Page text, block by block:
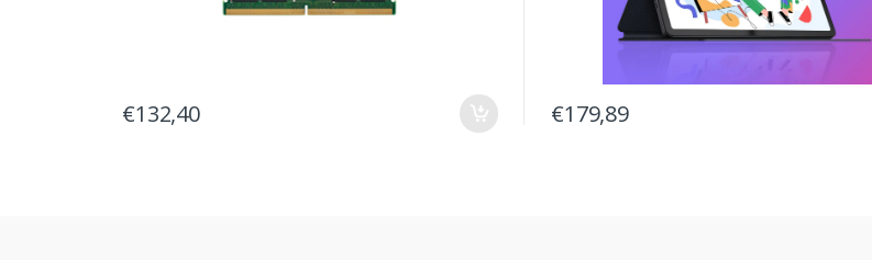
€132,40 €179,89